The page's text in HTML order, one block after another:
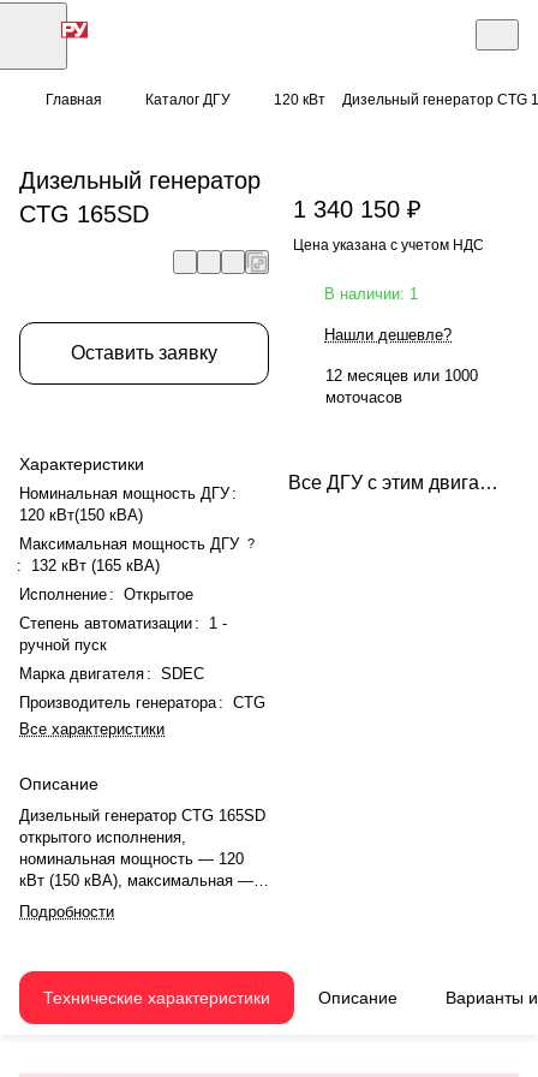
Главная Каталог ДГУ 120 кВт Дизельный генератор CTG
Дизельный генератор
CTG 165SD
Оставить заявку
Характеристики
Номинальная мощность ДГУ :
120 кВт(150 кВА)
Максимальная мощность ДГУ ?
:
132 кВт (165 кВА)
Исполнение : Открытое
Степень автоматизации :
1 -
ручной пуск
Марка двигателя : SDEC
Производитель генератора : CTG
Все характеристики
Описание
Дизельный генератор CTG 165SD
открытого исполнения,
номинальная мощность — 120
кВт (150 кВА), максимальная —
132 кВт (165 кВА). Двигатель
SDEC SDEC6HTAA6.5-G22,
регулятором оборотов. Объём
двигателя — 6,44 л. Система
Подробности
1 340 150 ₽
Цена указана с учетом НДС
В наличии: 1
Нашли дешевле?
12 месяцев или 1000
моточасов
Все ДГУ с этим двигателем
Технические характеристики Описание Варианты